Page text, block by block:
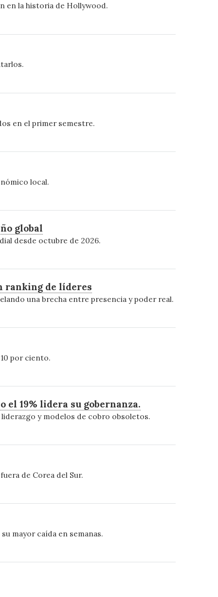
en la historia de Hollywood.
en el primer semestre.
local.
global
desde octubre de 2026.
ranking de líderes
una brecha entre presencia y poder real.
por ciento.
el 19% lidera su gobernanza.
y modelos de cobro obsoletos.
de Corea del Sur.
mayor caída en semanas.